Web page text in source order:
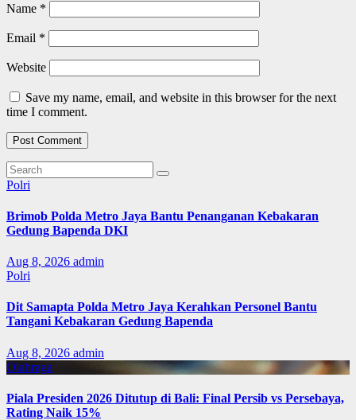
Name *
Email *
Website
Save my name, email, and website in this browser for the next
time I comment.
Polri
Brimob Polda Metro Jaya Bantu Penanganan Kebakaran
Gedung Bapenda DKI
Aug 8, 2026 admin
Polri
Dit Samapta Polda Metro Jaya Kerahkan Personel Bantu
Tangani Kebakaran Gedung Bapenda
Aug 8, 2026 admin
Olahraga
Piala Presiden 2026 Ditutup di Bali: Final Persib vs Persebaya,
Rating Naik 15%